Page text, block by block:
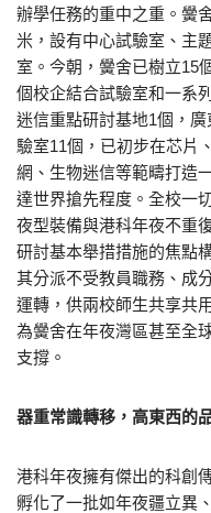
辦學任務的重中之重。黌
米，設有中心試驗室、主
室。今朝，黌舍已樹立15
個校企結合試驗室和一系
迷信重點研討基地1個，
驗室11個，已初步在芯片
網、生物迷信等範疇打造
達世界搶先程度。全校一
夜型裝備與港科年夜不重
研討基本舉措措施的焦點
其分派不受教員職務、成
運轉，供兩校師生共享共
為黌舍在年夜灣區甚至全
支撐。
器重常識轉移，高東西的
港科年夜擁有傑出的科創
孵化了一批如年夜疆立異